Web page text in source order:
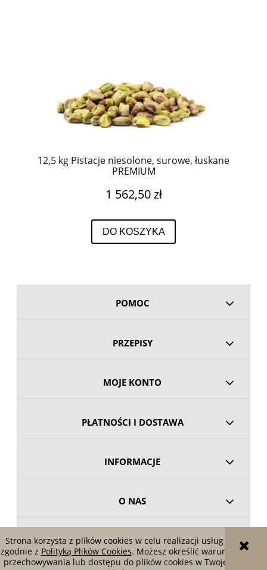
Strona korzysta z plików cookies w celu realizacji usług i
zgodnie z Polityką Plików Cookies. Możesz określić warunki
przechowywania lub dostępu do plików cookies w Twojej
12,5 kg Pistacje niesolone, surowe, łuskane
PREMIUM
1 562,50 zł
DO KOSZYKA
POMOC
PRZEPISY
MOJE KONTO
PŁATNOŚCI I DOSTAWA
INFORMACJE
O NAS